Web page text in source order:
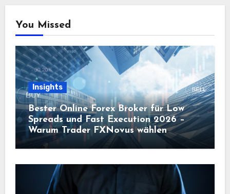
You Missed
Insights
Bester Online Forex Broker für Low
Spreads und Fast Execution 2026 –
Warum Trader FXNovus wählen